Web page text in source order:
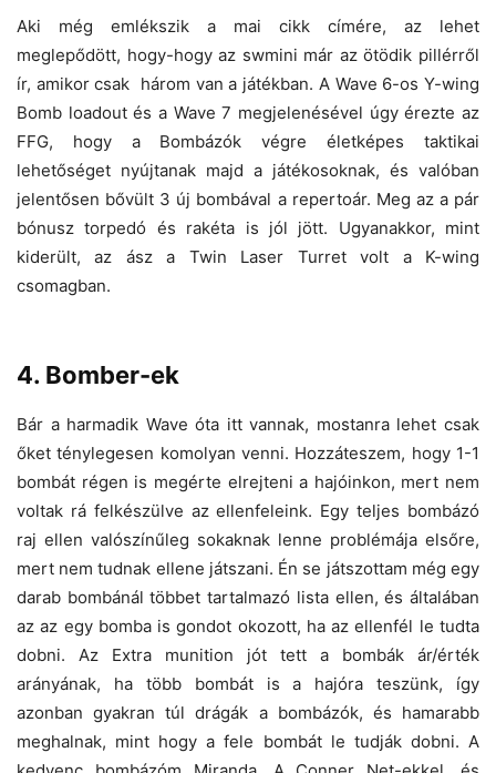
Aki még emlékszik a mai cikk címére, az lehet
meglepődött, hogy-hogy az swmini már az ötödik pillérről
ír, amikor csak három van a játékban. A Wave 6-os Y-wing
Bomb loadout és a Wave 7 megjelenésével úgy érezte az
FFG, hogy a Bombázók végre életképes taktikai
lehetőséget nyújtanak majd a játékosoknak, és valóban
jelentősen bővült 3 új bombával a repertoár. Meg az a pár
bónusz torpedó és rakéta is jól jött. Ugyanakkor, mint
kiderült, az ász a Twin Laser Turret volt a K-wing
csomagban.
4. Bomber-ek
Bár a harmadik Wave óta itt vannak, mostanra lehet csak
őket ténylegesen komolyan venni. Hozzáteszem, hogy 1-1
bombát régen is megérte elrejteni a hajóinkon, mert nem
voltak rá felkészülve az ellenfeleink. Egy teljes bombázó
raj ellen valószínűleg sokaknak lenne problémája elsőre,
mert nem tudnak ellene játszani. Én se játszottam még egy
darab bombánál többet tartalmazó lista ellen, és általában
az az egy bomba is gondot okozott, ha az ellenfél le tudta
dobni. Az Extra munition jót tett a bombák ár/érték
arányának, ha több bombát is a hajóra teszünk, így
azonban gyakran túl drágák a bombázók, és hamarabb
meghalnak, mint hogy a fele bombát le tudják dobni. A